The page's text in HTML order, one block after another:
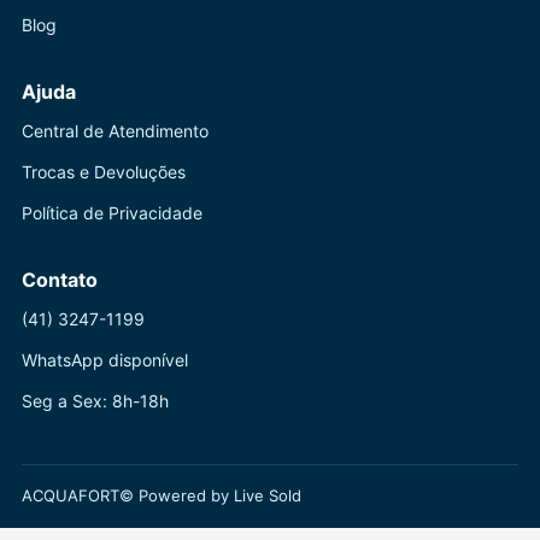
Blog
Ajuda
Central de Atendimento
Trocas e Devoluções
Política de Privacidade
Contato
(41) 3247-1199
WhatsApp disponível
Seg a Sex: 8h-18h
ACQUAFORT© Powered by Live Sold